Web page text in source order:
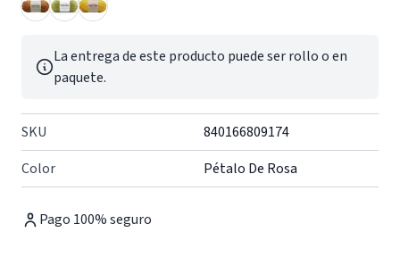
La entrega de este producto puede ser rollo o en
paquete.
SKU
840166809174
Color
Pétalo De Rosa
Pago 100% seguro